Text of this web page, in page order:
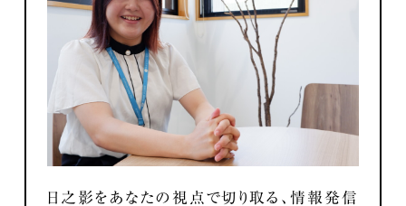
日之影をあなたの視点で切り取る、情報発信